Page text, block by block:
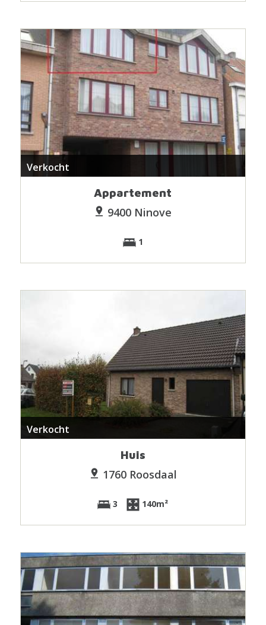
Verkocht
Appartement
9400 Ninove
1
Verkocht
Huis
1760 Roosdaal
3 140m²